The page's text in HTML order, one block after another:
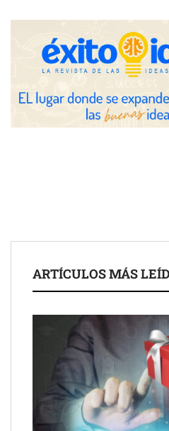
Servimudanzas supera las 3.000
ARTÍCULOS MÁS